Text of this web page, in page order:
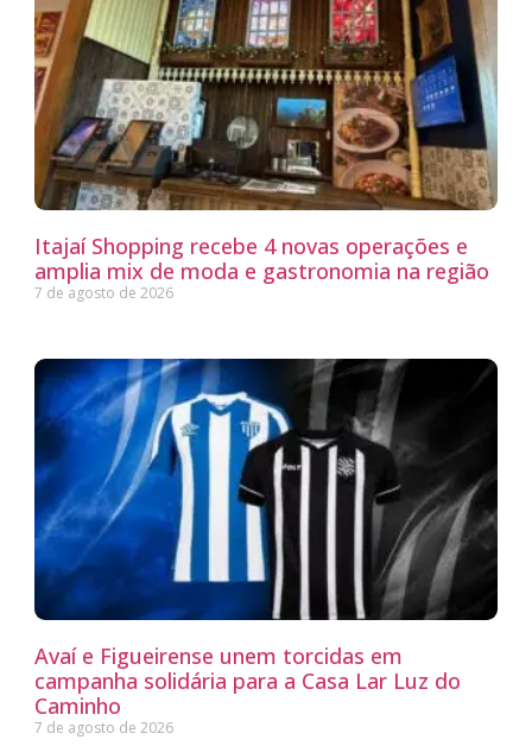
Itajaí Shopping recebe 4 novas operações e
amplia mix de moda e gastronomia na região
7 de agosto de 2026
Avaí e Figueirense unem torcidas em
campanha solidária para a Casa Lar Luz do
Caminho
7 de agosto de 2026